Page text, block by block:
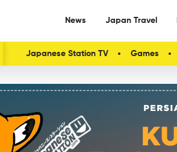
News Japan Travel
Japanese Station TV Games